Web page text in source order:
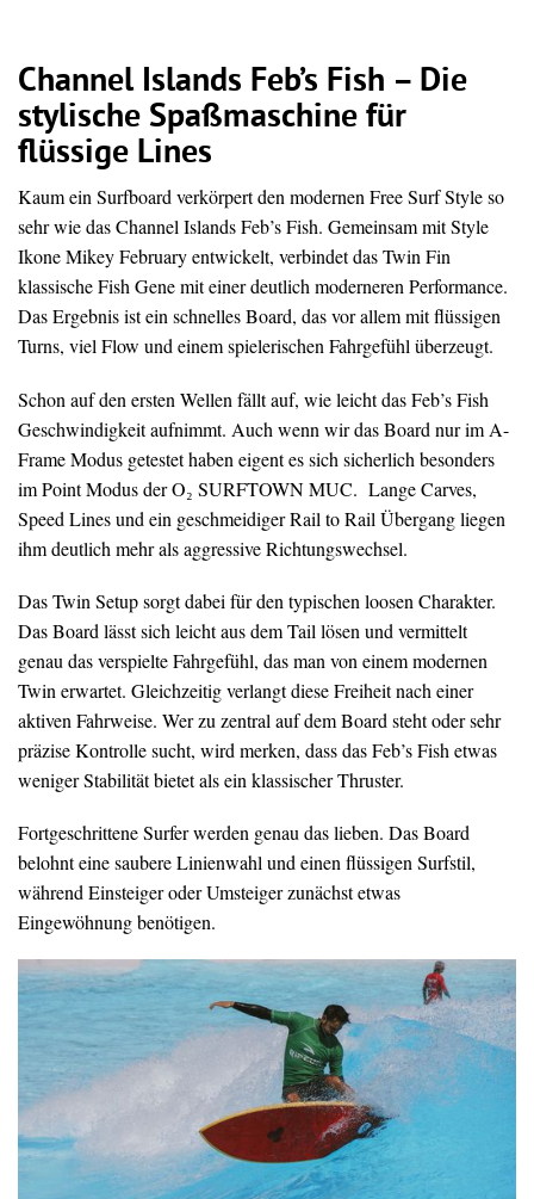
Channel Islands Feb’s Fish – Die
stylische Spaßmaschine für
flüssige Lines
Kaum ein Surfboard verkörpert den modernen Free Surf Style so
sehr wie das Channel Islands Feb’s Fish. Gemeinsam mit Style
Ikone Mikey February entwickelt, verbindet das Twin Fin
klassische Fish Gene mit einer deutlich moderneren Performance.
Das Ergebnis ist ein schnelles Board, das vor allem mit flüssigen
Turns, viel Flow und einem spielerischen Fahrgefühl überzeugt.
Schon auf den ersten Wellen fällt auf, wie leicht das Feb’s Fish
Geschwindigkeit aufnimmt. Auch wenn wir das Board nur im A-
Frame Modus getestet haben eigent es sich sicherlich besonders
im Point Modus der O₂ SURFTOWN MUC. Lange Carves,
Speed Lines und ein geschmeidiger Rail to Rail Übergang liegen
ihm deutlich mehr als aggressive Richtungswechsel.
Das Twin Setup sorgt dabei für den typischen loosen Charakter.
Das Board lässt sich leicht aus dem Tail lösen und vermittelt
genau das verspielte Fahrgefühl, das man von einem modernen
Twin erwartet. Gleichzeitig verlangt diese Freiheit nach einer
aktiven Fahrweise. Wer zu zentral auf dem Board steht oder sehr
präzise Kontrolle sucht, wird merken, dass das Feb’s Fish etwas
weniger Stabilität bietet als ein klassischer Thruster.
Fortgeschrittene Surfer werden genau das lieben. Das Board
belohnt eine saubere Linienwahl und einen flüssigen Surfstil,
während Einsteiger oder Umsteiger zunächst etwas
Eingewöhnung benötigen.